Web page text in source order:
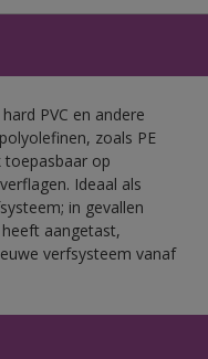
PVC en andere
zoals PE
toepasbaar op
Ideaal als
in gevallen
aangetast,
verfsysteem vanaf